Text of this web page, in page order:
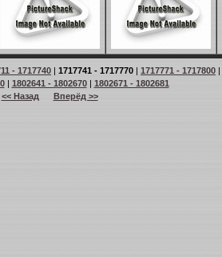
- 1717740 | 1717741 - 1717770 | 1717771 - 1717800 |
| 1802641 - 1802670| 1802671 - 1802681
<< Назад
Вперёд >>